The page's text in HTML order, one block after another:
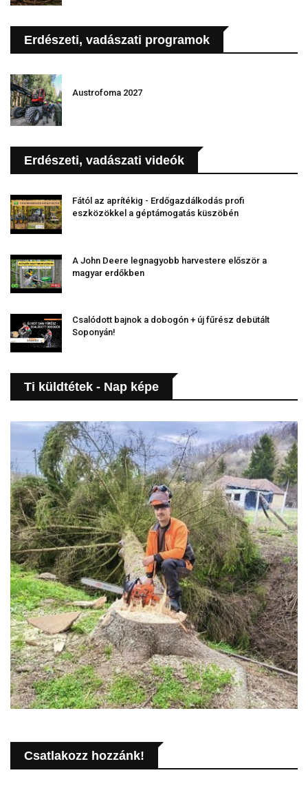
Erdészeti, vadászati programok
Austrofoma 2027
Erdészeti, vadászati videók
Fától az aprítékig - Erdőgazdálkodás profi
eszközökkel a géptámogatás küszöbén
A John Deere legnagyobb harvestere először a
magyar erdőkben
Csalódott bajnok a dobogón + új fűrész debütált
Soponyán!
Ti küldtétek - Nap képe
Csatlakozz hozzánk!